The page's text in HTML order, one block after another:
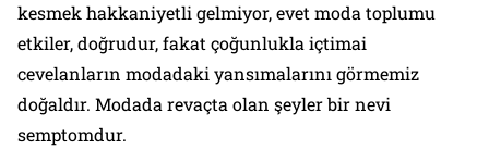
kesmek hakkaniyetli gelmiyor, evet moda toplumu
etkiler, doğrudur, fakat çoğunlukla içtimai
cevelanların modadaki yansımalarını görmemiz
doğaldır. Modada revaçta olan şeyler bir nevi
semptomdur.